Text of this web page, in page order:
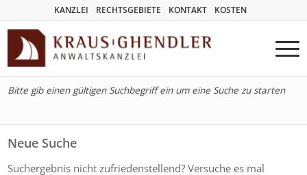
KANZLEI RECHTSGEBIETE KONTAKT KOSTEN
Bitte gib einen gültigen Suchbegriff ein um eine Suche zu starten
Neue Suche
Suchergebnis nicht zufriedenstellend? Versuche es mal